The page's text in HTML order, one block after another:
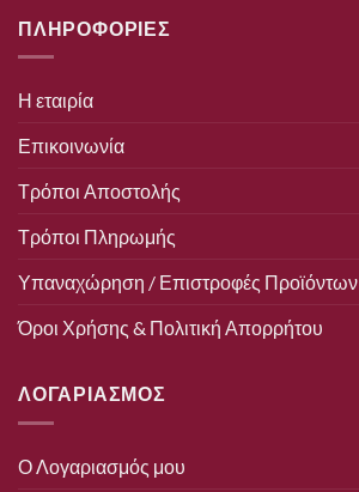
ΠΛΗΡΟΦΟΡΙΕΣ
Η εταιρία
Επικοινωνία
Τρόποι Αποστολής
Τρόποι Πληρωμής
Υπαναχώρηση / Επιστροφές Προϊόντων
Όροι Χρήσης & Πολιτική Απορρήτου
ΛΟΓΑΡΙΑΣΜΟΣ
Ο Λογαριασμός μου